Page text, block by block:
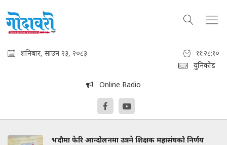
शनिबार, साउन २३, २०८३
११:२८:११
युनिकोड
Online Radio
भदौमा फेरि आन्दोलनमा उत्रने शिक्षक महासंघको निर्णय